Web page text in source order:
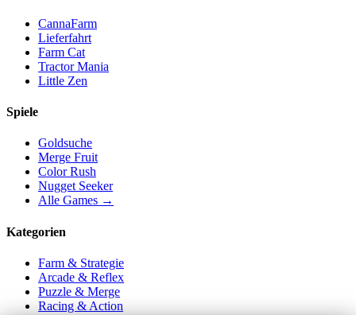
CannaFarm
Lieferfahrt
Farm Cat
Tractor Mania
Little Zen
Spiele
Goldsuche
Merge Fruit
Color Rush
Nugget Seeker
Alle Games →
Kategorien
Farm & Strategie
Arcade & Reflex
Puzzle & Merge
Racing & Action